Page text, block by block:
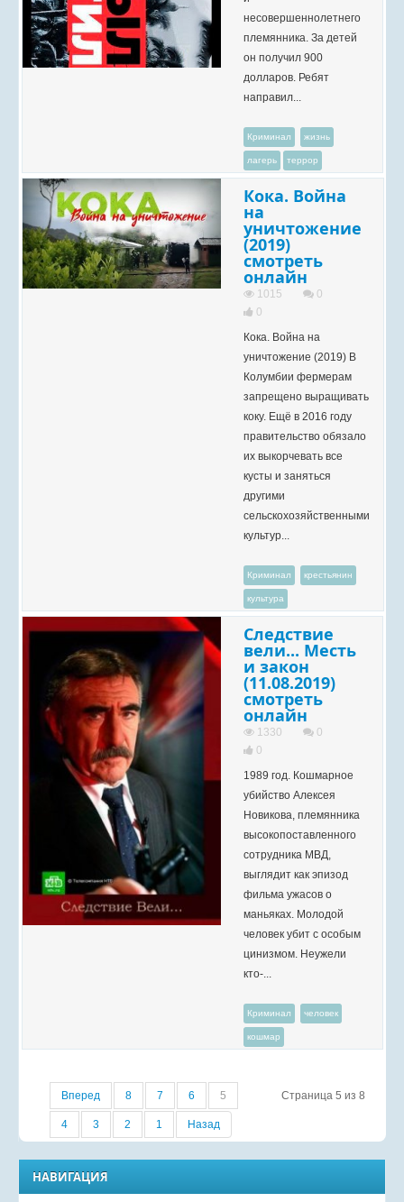
несовершеннолетнего
племянника. За детей
он получил 900
долларов. Ребят
направил...
Криминал жизнь
лагерь террор
Кока. Война
на
уничтожение
(2019)
смотреть
онлайн
1015
0
0
Кока. Война на
уничтожение (2019) В
Колумбии фермерам
запрещено выращивать
коку. Ещё в 2016 году
правительство обязало
их выкорчевать все
кусты и заняться
другими
сельскохозяйственными
культур...
Криминал крестьянин
культура
Следствие
вели... Месть
и закон
(11.08.2019)
смотреть
онлайн
1330
0
0
1989 год. Кошмарное
убийство Алексея
Новикова, племянника
высокопоставленного
сотрудника МВД,
выглядит как эпизод
фильма ужасов о
маньяках. Молодой
человек убит с особым
цинизмом. Неужели
кто-...
Криминал человек
кошмар
Страница 5 из 8
Вперед 8 7 6 5
4 3 2 1 Назад
НАВИГАЦИЯ